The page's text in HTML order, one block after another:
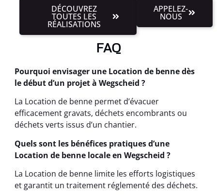
DÉCOUVREZ
TOUTES LES
RÉALISATIONS
APPELEZ-
NOUS
FAQ
Pourquoi envisager une Location de benne dès
le début d’un projet à Wegscheid ?
La Location de benne permet d’évacuer
efficacement gravats, déchets encombrants ou
déchets verts issus d’un chantier.
Quels sont les bénéfices pratiques d’une
Location de benne locale en Wegscheid ?
La Location de benne limite les efforts logistiques
et garantit un traitement réglementé des déchets.